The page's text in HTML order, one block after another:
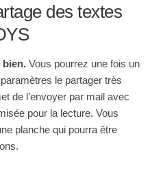
des textes
bien. Vous pourrez une fois un
le partager très
de l’envoyer par mail avec
pour la lecture. Vous
planche qui pourra être